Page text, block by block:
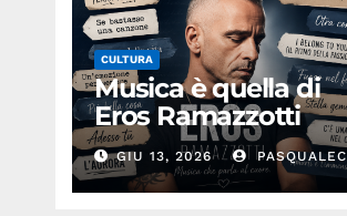
CULTURA
Musica è quella di
Eros Ramazzotti
GIU 13, 2026 PASQUALEC